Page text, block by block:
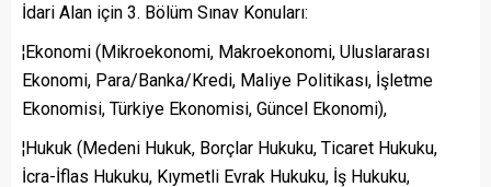
İdari Alan için 3. Bölüm Sınav Konuları:
¦Ekonomi (Mikroekonomi, Makroekonomi, Uluslararası
Ekonomi, Para/Banka/Kredi, Maliye Politikası, İşletme
Ekonomisi, Türkiye Ekonomisi, Güncel Ekonomi),
¦Hukuk (Medeni Hukuk, Borçlar Hukuku, Ticaret Hukuku,
İcra-İflas Hukuku, Kıymetli Evrak Hukuku, İş Hukuku,